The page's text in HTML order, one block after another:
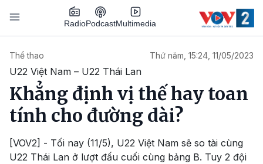
Nhảy đến nội dung
RadioPodcastMultimedia
Thể thao Thứ năm, 15:24, 11/05/2023
U22 Việt Nam – U22 Thái Lan
Khẳng định vị thế hay toan
tính cho đường dài?
[VOV2] - Tối nay (11/5), U22 Việt Nam sẽ so tài cùng
U22 Thái Lan ở lượt đấu cuối cùng bảng B. Tuy 2 đội